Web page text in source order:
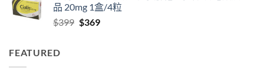
through
品 20mg 1盒/4粒
$399 Original
$369Current
FEATURED